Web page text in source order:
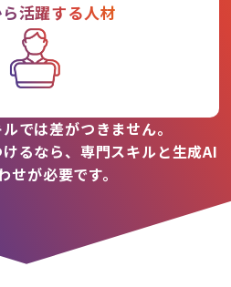
活躍する人材
では差がつきません。
るなら、専門スキルと生成AI
せが必要です。